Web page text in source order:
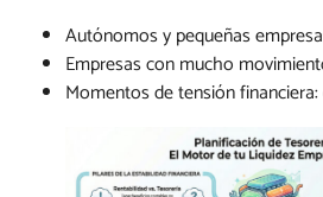
Autónomos y pequeñas
Empresas con mucho
Momentos de tensión financiera: